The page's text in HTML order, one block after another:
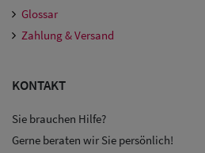
Glossar
Zahlung & Versand
KONTAKT
Sie brauchen Hilfe?
Gerne beraten wir Sie persönlich!